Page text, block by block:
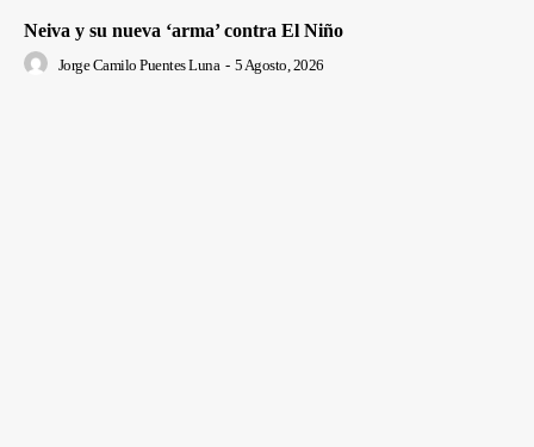
Neiva y su nueva ‘arma’ contra El Niño
Jorge Camilo Puentes Luna - 5 Agosto, 2026